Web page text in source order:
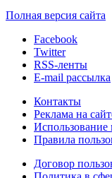
Полная версия сайта
Facebook
Twitter
RSS-ленты
E-mail рассылка
Контакты
Реклама на
Использование
Правила
Договор